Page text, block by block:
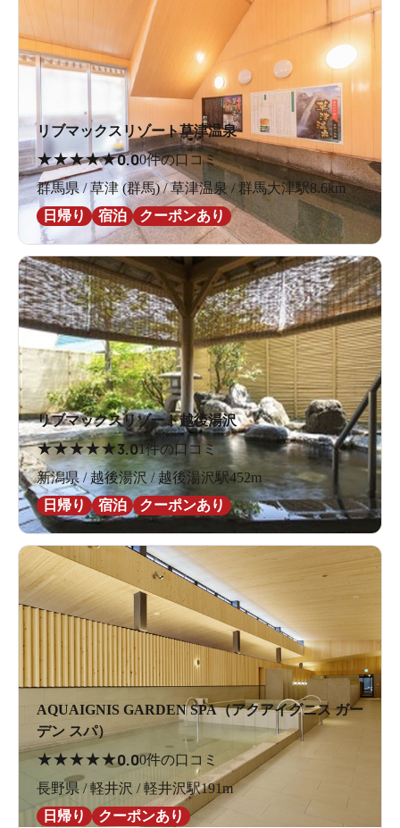
リブマックスリゾート草津温泉
★★★★★0.00件の口コミ
群馬県 / 草津 (群馬) / 草津温泉 / 群馬大津駅8.6km
日帰り
宿泊 クーポンあり
リブマックスリゾート越後湯沢
★★★★★3.01件の口コミ
新潟県 / 越後湯沢 / 越後湯沢駅452m
日帰り
宿泊 クーポンあり
AQUAIGNIS GARDEN SPA（アクアイグニス ガー
デン スパ）
★★★★★0.00件の口コミ
長野県 / 軽井沢 / 軽井沢駅191m
日帰り
クーポンあり